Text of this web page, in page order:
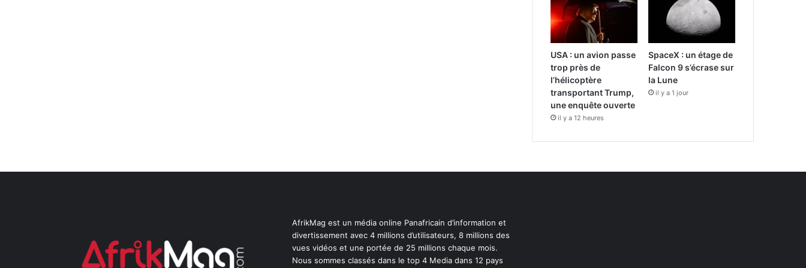
USA : un avion passe
trop près de
l’hélicoptère
transportant Trump,
une enquête ouverte
il y a 12 heures
SpaceX : un étage de
Falcon 9 s’écrase sur
la Lune
il y a 1 jour
AfrikMag est un média online Panafricain d’information et
divertissement avec 4 millions d’utilisateurs, 8 millions des
vues vidéos et une portée de 25 millions chaque mois.
Nous sommes classés dans le top 4 Media dans 12 pays